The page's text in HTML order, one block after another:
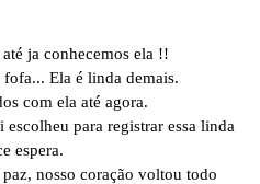
ja conhecemos ela !!
fofa... Ela é linda demais.
com ela até agora.
para registrar essa linda
espera.
nosso coração voltou todo